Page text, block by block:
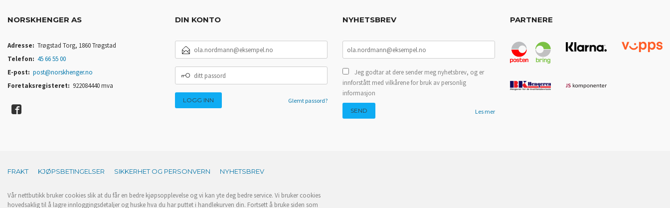
NORSKHENGER AS
Adresse: Trøgstad Torg, 1860 Trøgstad
Telefon: 45 66 55 00
E-post: post@norskhenger.no
Foretaksregisteret: 922084440 mva
DIN KONTO
POSTADRESSE
PASSORD
Glemt passord?
NYHETSBREV
Jeg godtar at dere sender meg nyhetsbrev, og er
innforstått med vilkårene for bruk av personlig
informasjon
Les mer
PARTNERE
FRAKT KJØPSBETINGELSER SIKKERHET OG PERSONVERN NYHETSBREV
Vår nettbutikk bruker cookies slik at du får en bedre kjøpsopplevelse og vi kan yte deg bedre service. Vi bruker cookies
hovedsaklig til å lagre innloggingsdetaljer og huske hva du har puttet i handlekurven din. Fortsett å bruke siden som